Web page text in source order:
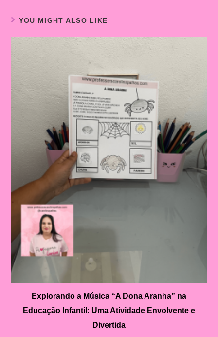
YOU MIGHT ALSO LIKE
Explorando a Música “A Dona Aranha” na
Educação Infantil: Uma Atividade Envolvente e
Divertida